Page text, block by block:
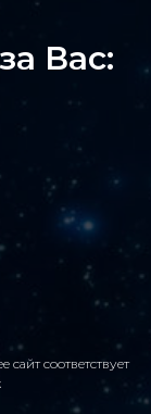
Вас:
соответствует